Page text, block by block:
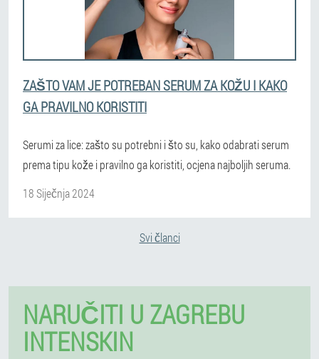
ZAŠTO VAM JE POTREBAN SERUM ZA KOŽU I KAKO
GA PRAVILNO KORISTITI
Serumi za lice: zašto su potrebni i što su, kako odabrati serum
prema tipu kože i pravilno ga koristiti, ocjena najboljih seruma.
18 Siječnja 2024
Svi članci
NARUČITI U ZAGREBU
INTENSKIN